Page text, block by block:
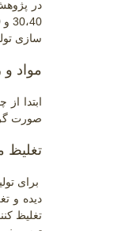
در
سازی
مواد
ابتدا
صورت
تغلیظ
دیده و
تغلیظ